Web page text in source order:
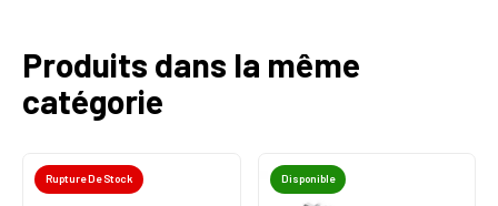
Produits dans la même
catégorie
Rupture De Stock Disponible